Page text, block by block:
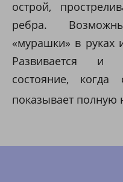
острой,
ребра.
«мурашки» в руках
Развивается и
состояние,
показывает полную